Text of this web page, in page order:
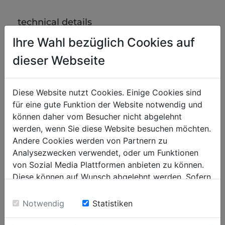
technical details
motor data
cable length 4m
appliance class IPX4
dust collectors
hypotension in Pa >18kPA
sound power level in dB(A)
Ihre Wahl bezüglich Cookies auf
dieser Webseite
Diese Website nutzt Cookies. Einige Cookies sind
für eine gute Funktion der Website notwendig und
können daher vom Besucher nicht abgelehnt
werden, wenn Sie diese Website besuchen möchten.
Andere Cookies werden von Partnern zu
Analysezwecken verwendet, oder um Funktionen
von Sozial Media Plattformen anbieten zu können.
Diese können auf Wunsch abgelehnt werden. Sofern
Einwilligung zu unseren Cookies.
Notwendig Statistiken